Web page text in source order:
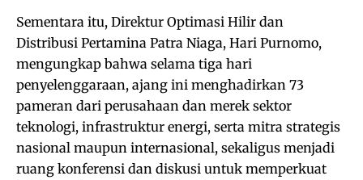
Sementara itu, Direktur Optimasi Hilir dan
Distribusi Pertamina Patra Niaga, Hari Purnomo,
mengungkap bahwa selama tiga hari
penyelenggaraan, ajang ini menghadirkan 73
pameran dari perusahaan dan merek sektor
teknologi, infrastruktur energi, serta mitra strategis
nasional maupun internasional, sekaligus menjadi
ruang konferensi dan diskusi untuk memperkuat